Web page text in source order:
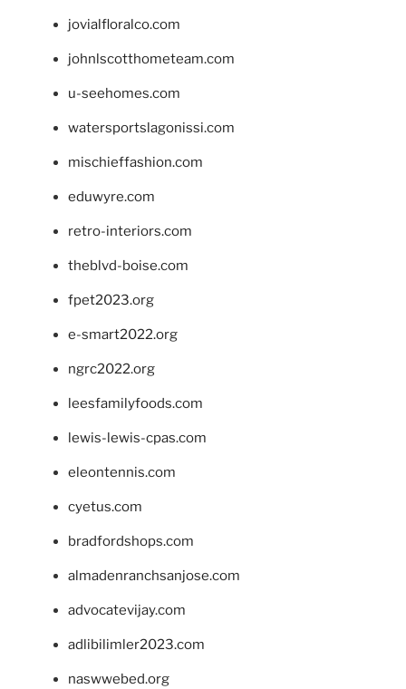
jovialfloralco.com
johnlscotthometeam.com
u-seehomes.com
watersportslagonissi.com
mischieffashion.com
eduwyre.com
retro-interiors.com
theblvd-boise.com
fpet2023.org
e-smart2022.org
ngrc2022.org
leesfamilyfoods.com
lewis-lewis-cpas.com
eleontennis.com
cyetus.com
bradfordshops.com
almadenranchsanjose.com
advocatevijay.com
adlibilimler2023.com
naswwebed.org